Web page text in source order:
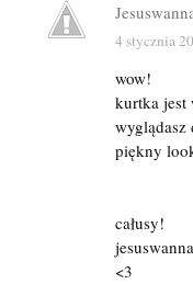
4 stycznia
wow!
kurtka jest
wyglądasz
piękny
całusy!
<3